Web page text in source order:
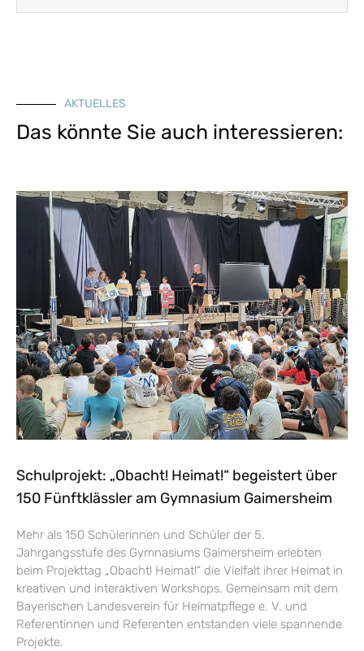
AKTUELLES
Das könnte Sie auch interessieren:
Schulprojekt: „Obacht! Heimat!“ begeistert über
150 Fünftklässler am Gymnasium Gaimersheim
Mehr als 150 Schülerinnen und Schüler der 5.
Jahrgangsstufe des Gymnasiums Gaimersheim erlebten
beim Projekttag „Obacht! Heimat!“ die Vielfalt ihrer Heimat in
kreativen und interaktiven Workshops. Gemeinsam mit dem
Bayerischen Landesverein für Heimatpflege e. V. und
Referentinnen und Referenten entstanden viele spannende
Projekte.